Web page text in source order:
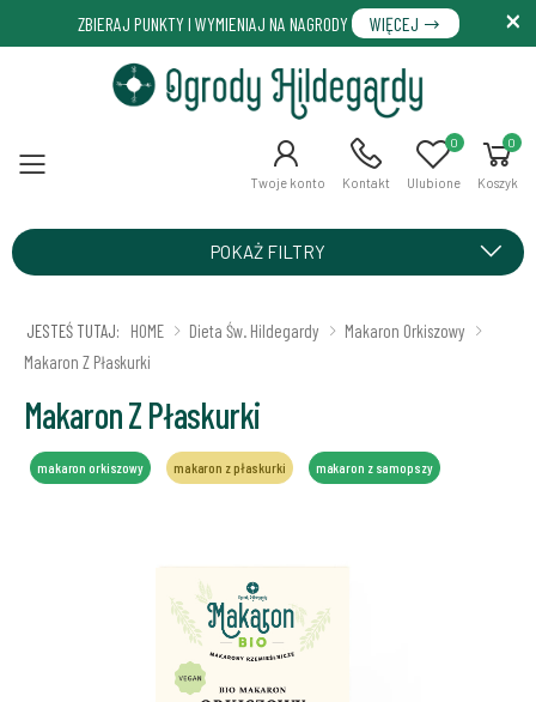
ZBIERAJ PUNKTY I WYMIENIAJ NA NAGRODY WIĘCEJ
Menu Twoje konto Kontakt Ulubione
0 0
Koszyk
POKAŻ FILTRY
JESTEŚ TUTAJ: HOME Dieta Św. Hildegardy
Makaron Orkiszowy
Makaron Z Płaskurki
Makaron Z Płaskurki
makaron orkiszowy makaron z płaskurki makaron z samopszy